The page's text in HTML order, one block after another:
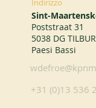
Indirizzo
Sint-
Poststraat 31
5038 DG
Paesi Bassi
+31 (0)13 536